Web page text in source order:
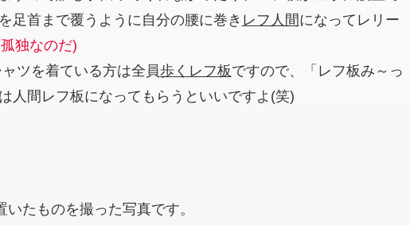
足首まで覆うように自分の腰に巻き レフ人間になってレリー
独なのだ)
ツを着ている方は全員歩くレフ板ですので、「レフ板み～っ
人間レフ板になってもらうといいですよ(笑)
いたものを撮った写真です。